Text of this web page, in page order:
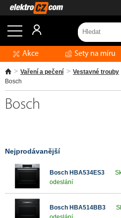
Akce Sety na míru
Vaření a pečení Vestavné trouby
Bosch
Bosch
Nejprodávanější
Bosch HBA534ES3
odeslání
Bosch HBA514BB3